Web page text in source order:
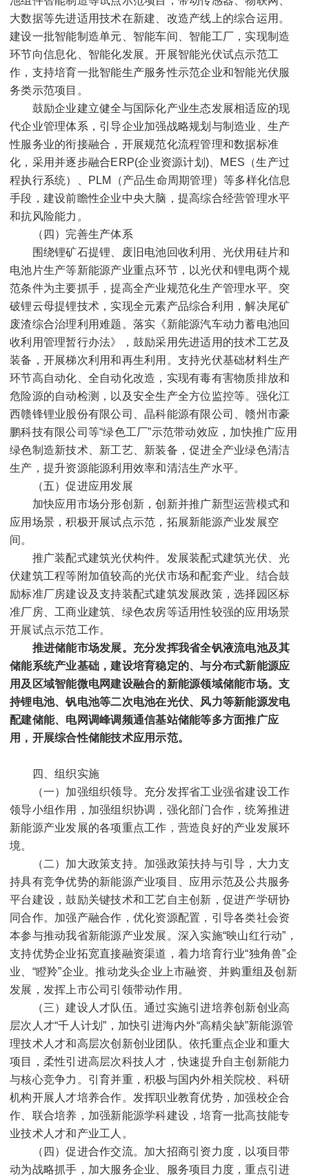
大数据等先进适用技术在新建、改造产线上的综合运用。
建设一批智能制造单元、智能车间、智能工厂，实现制造
环节向信息化、智能化发展。开展智能光伏试点示范工
作，支持培育一批智能生产服务性示范企业和智能光伏服
务类示范项目。
鼓励企业建立健全与国际化产业生态发展相适应的现
代企业管理体系，引导企业加强战略规划与制造业、生产
性服务业的衔接融合，开展规范化流程管理和数据标准
化，采用并逐步融合ERP(企业资源计划 ) MES （生产过
程执行系统）、
PLM
（产品生命周期管理）等多样化信息
手段，建设前瞻性企业中央大脑，提高综合经营管理水平
和抗风险能力。
（四）完善生产体系
围绕锂矿石提锂、废旧电池回收利用、光伏用硅片和
电池片生产等新能源产业重点环节，以光伏和锂电两个规
范条件为主要抓手，提高全产业规范化生产管理水平。突
破锂云母提锂技术，实现全元素产品综合利用，解决尾矿
废渣综合治理利用难题。落实《新能源汽车动力蓄电池回
收利用管理暂行办法》，鼓励采用先进适用的技术工艺及
装备，开展梯次利用和再生利用。支持光伏基础材料生产
环节高自动化、全自动化改造，实现有毒有害物质排放和
危险源的自动检测，以及安全生产全方位监控等。强化江
西赣锋锂业股份有限公司、晶科能源有限公司、赣州市豪
鹏科技有限公司等“绿色工厂”示范带动效应，加快推广应用
绿色制造新技术、新工艺、新装备，促进全产业绿色清洁
生产，提升资源能源利用效率和清洁生产水平。
（五）促进应用发展
加快应用市场分形创新，创新并推广新型运营模式和
应用场景，积极开展试点示范，拓展新能源产业发展空
间。
推广装配式建筑光伏构件。发展装配式建筑光伏、光
伏建筑工程等附加值较高的光伏市场和配套产业。结合鼓
励标准厂房建设及支持装配式建筑发展政策，选择园区标
准厂房、工商业建筑、绿色农房等适用性较强的应用场景
开展试点示范工作。
推进储能市场发展。 充分发挥我省全钒液流电池及其
储能系统产业基础，建设培育稳定的、与分布式新能源应
用及区域智能微电网建设融合的新能源领域储能市场。支
持锂电池、钒电池等二次电池在光伏、风力等新能源发电
配建储能、电网调峰调频通信基站储能等多方面推广应
用，开展综合性储能技术应用示范。
四、组织实施
（一）加强组织领导。充分发挥省工业强省建设工作
领导小组作用，加强组织协调，强化部门合作，统筹推进
新能源产业发展的各项重点工作，营造良好的产业发展环
境。
（二）加大政策支持。加强政策扶持与引导，大力支
持具有竞争优势的新能源产业项目、应用示范及公共服务
平台建设，鼓励关键技术和工艺自主创新，促进产学研协
同合作。加强产融合作，优化资源配置，引导各类社会资
本参与推动我省新能源产业发展。深入实施“映山红行动”，
支持优势企业拓宽直接融资渠道，着力培育行业“独角兽”企
业、“瞪羚”企业。推动龙头企业上市融资、并购重组及创新
发展，发挥上市公司引领带动作用。
（三）建设人才队伍。通过实施引进培养创新创业高
层次人才“千人计划”，加快引进海内外“高精尖缺”新能源管
理技术人才和高层次创新创业团队。依托重点企业和重大
项目，柔性引进高层次科技人才，快速提升自主创新能力
与核心竞争力。引育并重，积极与国内外相关院校、科研
机构开展人才培养合作。发挥职业教育优势，加强校企合
作、联合培养，加强新能源学科建设，培育一批高技能专
业技术人才和产业工人。
（四）促进合作交流。加大招商引资力度，以项目带
动为战略抓手，加大服务企业、服务项目力度，重点引进